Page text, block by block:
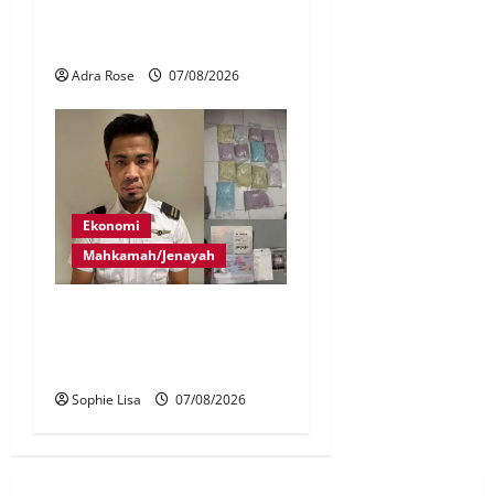
Adra Rose 07/08/2026
Ekonomi
Mahkamah/Jenayah
Sophie Lisa 07/08/2026